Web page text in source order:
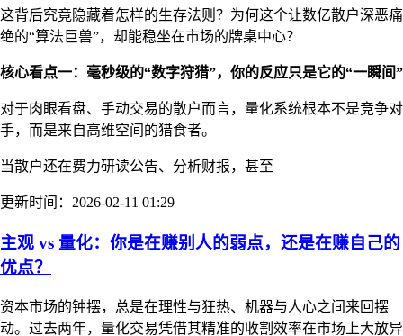
这背后究竟隐藏着怎样的生存法则？为何这个让数亿散户深恶痛
绝的“算法巨兽”，却能稳坐在市场的牌桌中心？
核心看点一：毫秒级的“数字狩猎”，你的反应只是它的“一瞬间”
对于肉眼看盘、手动交易的散户而言，量化系统根本不是竞争对
手，而是来自高维空间的猎食者。
当散户还在费力研读公告、分析财报，甚至
更新时间：2026-02-11 01:29
主观 vs 量化：你是在赚别人的弱点，还是在赚自己的
优点？
资本市场的钟摆，总是在理性与狂热、机器与人心之间来回摆
动。过去两年，量化交易凭借其精准的收割效率在市场上大放异